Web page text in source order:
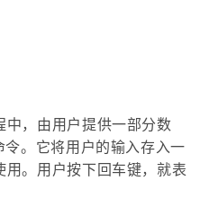
中，由用户提供一部分数
令。它将用户的输入存入一
。用户按下回车键，就表